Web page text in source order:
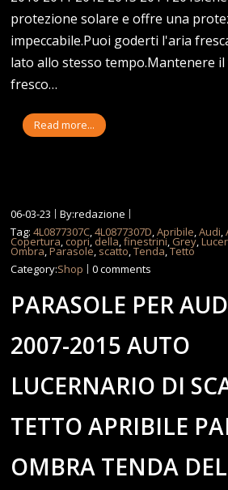
protezione solare e offre una
impeccabile.Puoi goderti l'aria
lato allo stesso tempo.Mantenere
fresco…
Read more...
06-03-23
By:redazione
Tag:4L0877307C,4L0877307D,Apribile,Audi,
Copertura, copri, della,finestrini, Grey,
Ombra,Parasole, scatto,Tenda,Tetto
Category:Shop 0 comments
PARASOLE PER
2007-2015 AUTO
LUCERNARIO DI
TETTO APRIBILE
OMBRA TENDA